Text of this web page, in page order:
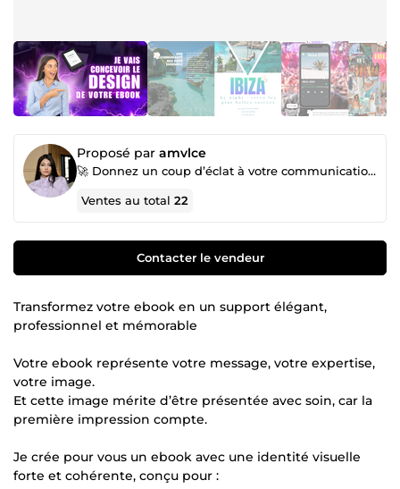
Proposé par amvlce
🚀 Donnez un coup d’éclat à votre communication digitale avec une experte passionnée !
Ventes au total22
Contacter le vendeur
Transformez votre ebook en un support élégant,
professionnel et mémorable
Votre ebook représente votre message, votre expertise,
votre image.
Et cette image mérite d’être présentée avec soin, car la
première impression compte.
Je crée pour vous un ebook avec une identité visuelle
forte et cohérente, conçu pour :